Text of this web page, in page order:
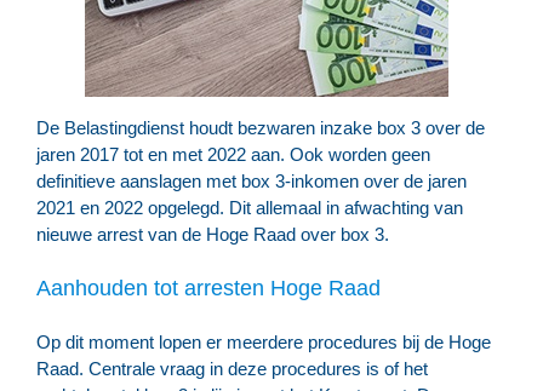
De Belastingdienst houdt bezwaren inzake box 3 over de
jaren 2017 tot en met 2022 aan. Ook worden geen
definitieve aanslagen met box 3-inkomen over de jaren
2021 en 2022 opgelegd. Dit allemaal in afwachting van
nieuwe arrest van de Hoge Raad over box 3.
Aanhouden tot arresten Hoge Raad
Op dit moment lopen er meerdere procedures bij de Hoge
Raad. Centrale vraag in deze procedures is of het